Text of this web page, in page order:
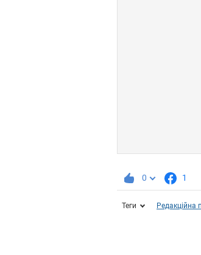
0 1
Теги Редакційна